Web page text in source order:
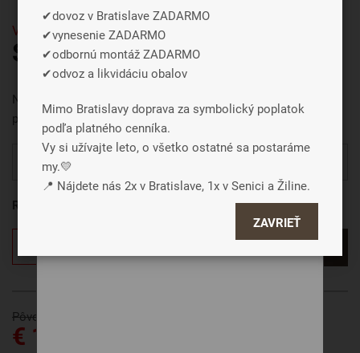
✔dovoz v Bratislave ZADARMO
✔vynesenie ZADARMO
✔odbornú montáž ZADARMO
✔odvoz a likvidáciu obalov
Mimo Bratislavy doprava za symbolický poplatok
podľa platného cenníka.
Vy si užívajte leto, o všetko ostatné sa postaráme
my.💛
📍 Nájdete nás 2x v Bratislave, 1x v Senici a Žiline.
ZAVRIEŤ
Výklopné
SEGUFIX 16 P
Nepolohovateľný drevený rošt do postelí s úložným
priestorom
Zľava 20% platí na všetky rozmery a varianty.
Rozmer roštu
Pôvodne € 173
€ 138
tiež na ďalších weboch.
Súhlasiť a zavrieť
Podrobné nastavenie